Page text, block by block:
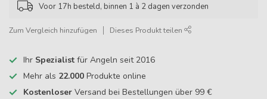
Voor 17h besteld, binnen 1 à 2 dagen verzonden
Zum Vergleich hinzufügen Dieses Produkt teilen
Ihr Spezialist für Angeln seit 2016
Mehr als 22.000 Produkte online
Kostenloser Versand bei Bestellungen über 99 €